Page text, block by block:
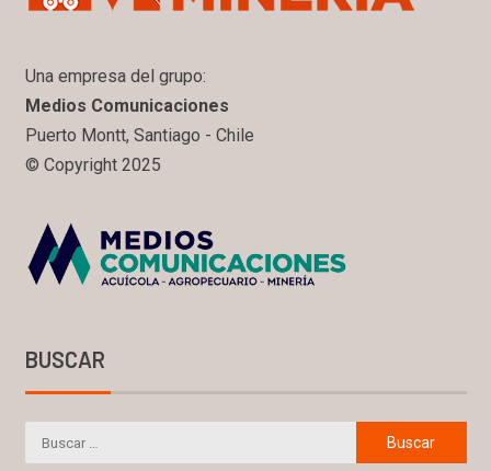
Una empresa del grupo:
Medios Comunicaciones
Puerto Montt, Santiago - Chile
© Copyright 2025
BUSCAR